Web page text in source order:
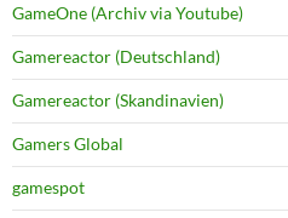
GameOne (Archiv via Youtube)
Gamereactor (Deutschland)
Gamereactor (Skandinavien)
Gamers Global
gamespot